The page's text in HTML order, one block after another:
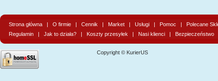
Strona główna | O firmie | Cennik | Market | Usługi | Pomoc | Polecane
Regulamin | Jak to działa? | Koszty przesyłek | Nasi klienci | Bezpieczeństwo
Copyright © KurierUS